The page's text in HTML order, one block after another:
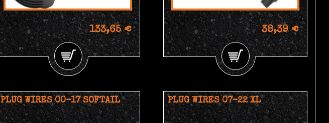
133,65 € 38,39 €
PLUG WIRES 00-17 SOFTAIL PLUG WIRES 07-22 XL